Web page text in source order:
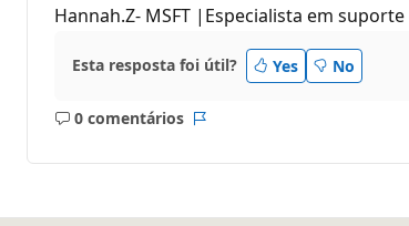
Hannah.Z- MSFT |Especialista em
Esta resposta foi útil? Yes No
0 comentários
Sem